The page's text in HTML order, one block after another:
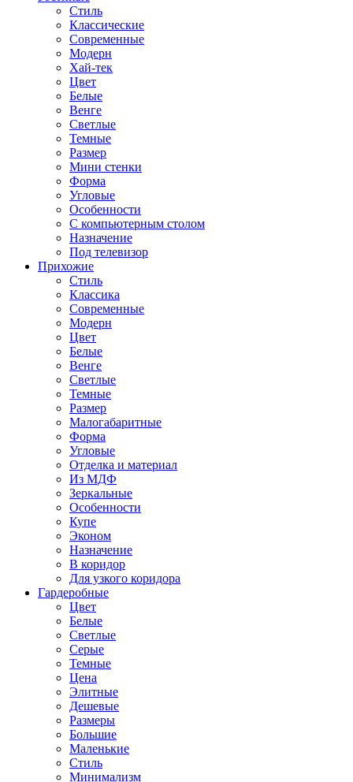
Стиль
Классические
Современные
Модерн
Хай-тек
Цвет
Белые
Венге
Светлые
Темные
Размер
Мини стенки
Форма
Угловые
Особенности
С компьютерным столом
Назначение
Под телевизор
Прихожие
Стиль
Классика
Современные
Модерн
Цвет
Белые
Венге
Светлые
Темные
Размер
Малогабаритные
Форма
Угловые
Отделка и материал
Из МДФ
Зеркальные
Особенности
Купе
Эконом
Назначение
В коридор
Для узкого коридора
Гардеробные
Цвет
Белые
Светлые
Серые
Темные
Цена
Элитные
Дешевые
Размеры
Большие
Маленькие
Стиль
Минимализм